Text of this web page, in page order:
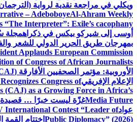
ويكلي في مراجعة نقدية لرواية
– AdeboboyeAl-Ahram Weekly
“The Interpreter”: Exile’s cacophany
أوسى إلى شيركو بيكس في ذكراهمجلة
بمهرجان طريق الحرير الدولي للشعر
Applauds European Commission
of Congress of African Journalists
الإعلام الإفريقيCongress of
(CAJ) as a Growing Force in Africa’s
Media Futureغزّة ليست خبرًا … قصيدة
عوادInternational Contest “Leader of
Public Diplomacy” (2026) اختتام القمة